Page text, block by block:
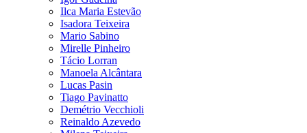
Ilca Maria Estevão
Isadora Teixeira
Mario Sabino
Mirelle Pinheiro
Tácio Lorran
Manoela Alcântara
Lucas Pasin
Tiago Pavinatto
Demétrio Vecchioli
Reinaldo Azevedo